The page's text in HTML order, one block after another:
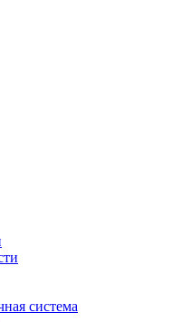
система